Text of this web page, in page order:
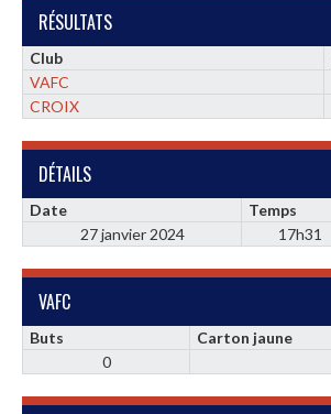
RÉSULTATS
Club
VAFC
CROIX
DÉTAILS
Date Temps
27 janvier 2024
17h31
VAFC
Buts Carton jaune
0